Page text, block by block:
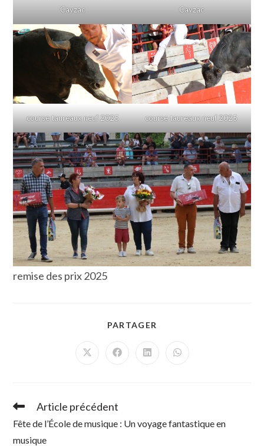
Cayzac
Cayzac
course taureaux neuf 2025 course taureaux neuf 2025
remise des prix 2025
PARTAGER
Ouvrir
Ouvrir
Ouvrir
Ouvrir
Read
articles
Article précédent
Fête de l’École de musique : Un voyage fantastique en
musique